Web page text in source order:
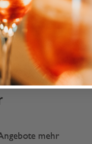
mehr